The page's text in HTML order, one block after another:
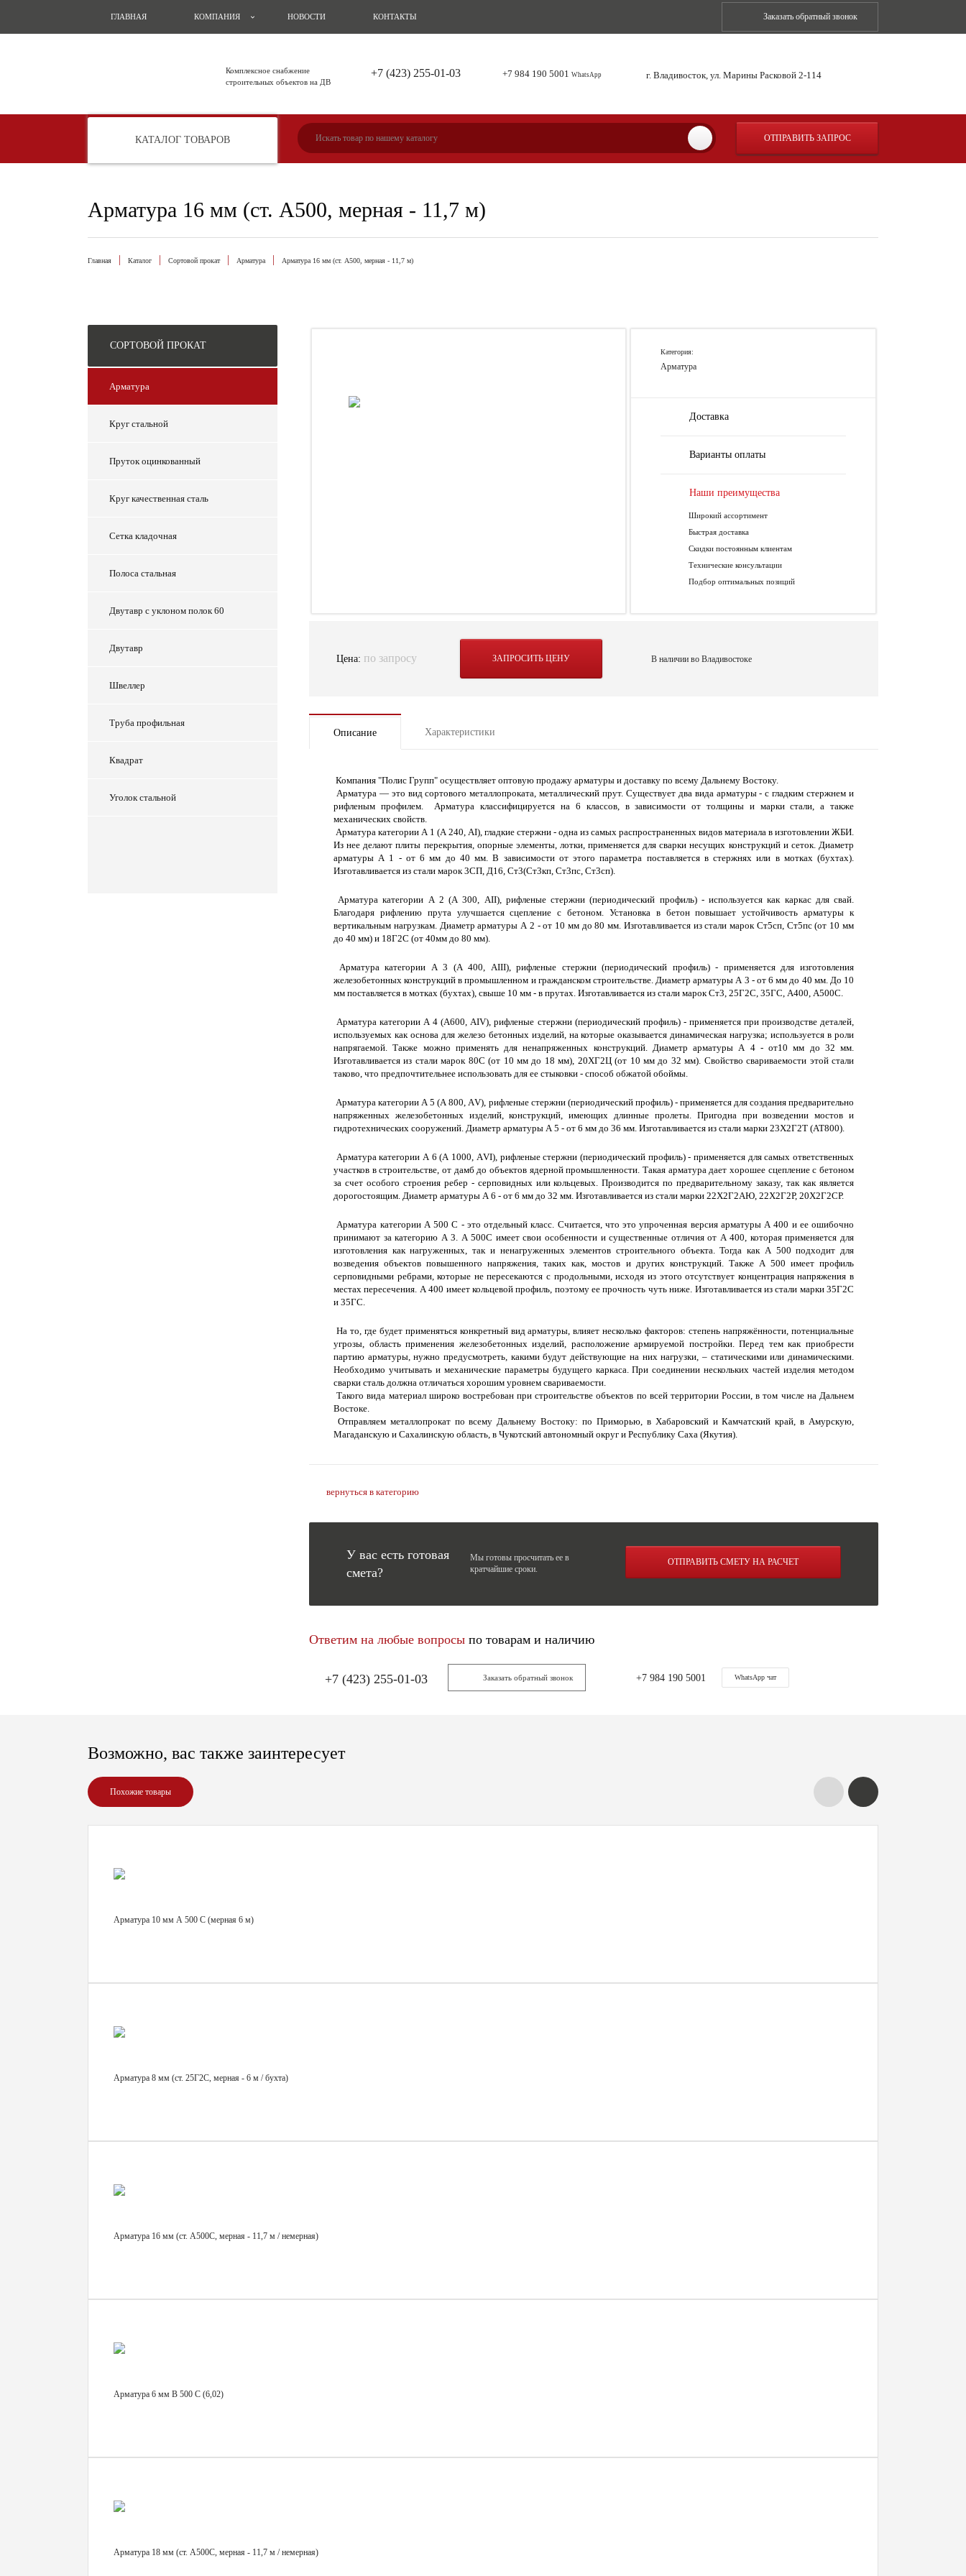
ГЛАВНАЯ КОМПАНИЯ НОВОСТИ КОНТАКТЫ Заказать обратный звонок
Комплексное снабжение
строительных объектов на ДВ
+7 (423) 255-01-03 +7 984 190 5001 WhatsApp г. Владивосток, ул. Марины Расковой 2-114
КАТАЛОГ ТОВАРОВ ОТПРАВИТЬ ЗАПРОС
Арматура 16 мм (ст. А500, мерная - 11,7 м)
Главная Каталог Сортовой прокат Арматура Арматура 16 мм (ст. А500, мерная - 11,7 м)
СОРТОВОЙ ПРОКАТ
Арматура
Круг стальной
Пруток оцинкованный
Круг качественная сталь
Сетка кладочная
Полоса стальная
Двутавр с уклоном полок 60
Двутавр
Швеллер
Труба профильная
Квадрат
Уголок стальной
Категория:
Арматура
Доставка
Варианты оплаты
Наши преимущества
Широкий ассортимент
Быстрая доставка
Скидки постоянным клиентам
Технические консультации
Подбор оптимальных позиций
Цена: по запросу ЗАПРОСИТЬ ЦЕНУ В наличии во Владивостоке
Описание Характеристики
Компания "Полис Групп" осуществляет оптовую продажу арматуры и доставку по всему Дальнему Востоку.
Арматура — это вид сортового металлопроката, металлический прут. Существует два вида арматуры - с гладким стержнем и
рифленым профилем. Арматура классифицируется на 6 классов, в зависимости от толщины и марки стали, а также
механических свойств.
Арматура категории А 1 (А 240, АI), гладкие стержни - одна из самых распространенных видов материала в изготовлении ЖБИ.
Из нее делают плиты перекрытия, опорные элементы, лотки, применяется для сварки несущих конструкций и сеток. Диаметр
арматуры А 1 - от 6 мм до 40 мм. В зависимости от этого параметра поставляется в стержнях или в мотках (бухтах).
Изготавливается из стали марок 3СП, Д16, Ст3(Ст3кп, Ст3пс, Ст3сп).
Арматура категории А 2 (А 300, АII), рифленые стержни (периодический профиль) - используется как каркас для свай.
Благодаря рифлению прута улучшается сцепление с бетоном. Установка в бетон повышает устойчивость арматуры к
вертикальным нагрузкам. Диаметр арматуры А 2 - от 10 мм до 80 мм. Изготавливается из стали марок Ст5сп, Ст5пс (от 10 мм
до 40 мм) и 18Г2С (от 40мм до 80 мм).
Арматура категории А 3 (А 400, АIII), рифленые стержни (периодический профиль) - применяется для изготовления
железобетонных конструкций в промышленном и гражданском строительстве. Диаметр арматуры А 3 - от 6 мм до 40 мм. До 10
мм поставляется в мотках (бухтах), свыше 10 мм - в прутах. Изготавливается из стали марок Ст3, 25Г2С, 35ГС, А400, А500С.
Арматура категории А 4 (А600, АIV), рифленые стержни (периодический профиль) - применяется при производстве деталей,
используемых как основа для железо бетонных изделий, на которые оказывается динамическая нагрузка; используется в роли
напрягаемой. Также можно применять для ненапряженных конструкций. Диаметр арматуры А 4 - от10 мм до 32 мм.
Изготавливается из стали марок 80С (от 10 мм до 18 мм), 20ХГ2Ц (от 10 мм до 32 мм). Свойство свариваемости этой стали
таково, что предпочтительнее использовать для ее стыковки - способ обжатой обоймы.
Арматура категории А 5 (А 800, АV), рифленые стержни (периодический профиль) - применяется для создания предварительно
напряженных железобетонных изделий, конструкций, имеющих длинные пролеты. Пригодна при возведении мостов и
гидротехнических сооружений. Диаметр арматуры А 5 - от 6 мм до 36 мм. Изготавливается из стали марки 23Х2Г2Т (АТ800).
Арматура категории А 6 (А 1000, АVI), рифленые стержни (периодический профиль) - применяется для самых ответственных
участков в строительстве, от дамб до объектов ядерной промышленности. Такая арматура дает хорошее сцепление с бетоном
за счет особого строения ребер - серповидных или кольцевых. Производится по предварительному заказу, так как является
дорогостоящим. Диаметр арматуры А 6 - от 6 мм до 32 мм. Изготавливается из стали марки 22Х2Г2АЮ, 22Х2Г2Р, 20Х2Г2СР.
Арматура категории А 500 С - это отдельный класс. Считается, что это упроченная версия арматуры А 400 и ее ошибочно
принимают за категорию А 3. А 500С имеет свои особенности и существенные отличия от А 400, которая применяется для
изготовления как нагруженных, так и ненагруженных элементов строительного объекта. Тогда как А 500 подходит для
возведения объектов повышенного напряжения, таких как, мостов и других конструкций. Также А 500 имеет профиль
серповидными ребрами, которые не пересекаются с продольными, исходя из этого отсутствует концентрация напряжения в
местах пересечения. А 400 имеет кольцевой профиль, поэтому ее прочность чуть ниже. Изготавливается из стали марки 35Г2С
и 35ГС.
На то, где будет применяться конкретный вид арматуры, влияет несколько факторов: степень напряжённости, потенциальные
угрозы, область применения железобетонных изделий, расположение армируемой постройки. Перед тем как приобрести
партию арматуры, нужно предусмотреть, какими будут действующие на них нагрузки, – статическими или динамическими.
Необходимо учитывать и механические параметры будущего каркаса. При соединении нескольких частей изделия методом
сварки сталь должна отличаться хорошим уровнем свариваемости.
Такого вида материал широко востребован при строительстве объектов по всей территории России, в том числе на Дальнем
Востоке.
Отправляем металлопрокат по всему Дальнему Востоку: по Приморью, в Хабаровский и Камчатский край, в Амурскую,
Магаданскую и Сахалинскую область, в Чукотский автономный округ и Республику Саха (Якутия).
вернуться в категорию
У вас есть готовая
смета?
Мы готовы просчитать ее в
кратчайшие сроки.
ОТПРАВИТЬ СМЕТУ НА РАСЧЕТ
Ответим на любые вопросы по товарам и наличию
+7 (423) 255-01-03 Заказать обратный звонок +7 984 190 5001 WhatsApp чат
Возможно, вас также заинтересует
Похожие товары
Арматура 10 мм А 500 С (мерная 6 м)
Арматура 8 мм (ст. 25Г2С, мерная - 6 м / бухта)
Арматура 16 мм (ст. А500С, мерная - 11,7 м / немерная)
Арматура 6 мм В 500 С (6,02)
Арматура 18 мм (ст. А500С, мерная - 11,7 м / немерная)